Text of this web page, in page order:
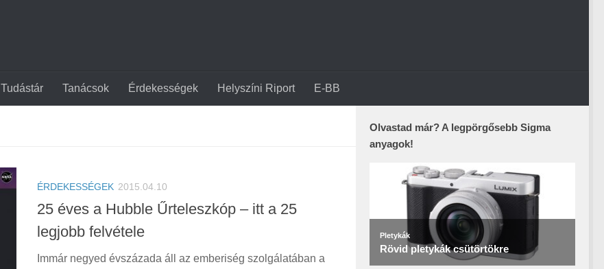
Tudástár Tanácsok Érdekességek Helyszíni Riport E-BB
ÉRDEKESSÉGEK 2015.04.10
25 éves a Hubble Űrteleszkóp – itt a 25
legjobb felvétele
Immár negyed évszázada áll az emberiség szolgálatában a
Olvastad már? A legpörgősebb Sigma
anyagok!